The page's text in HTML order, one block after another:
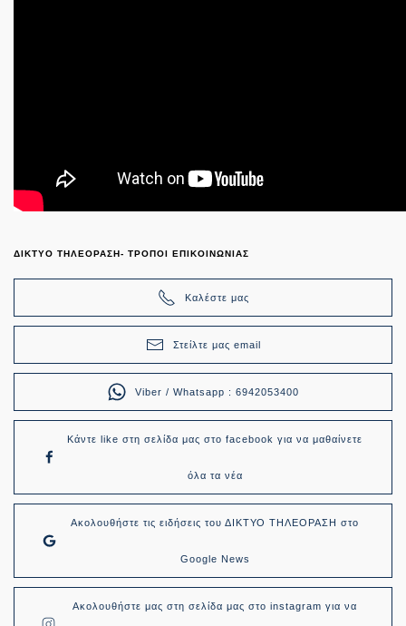
ΔΙΚΤΥΟ ΤΗΛΕΟΡΑΣΗ- ΤΡΟΠΟΙ ΕΠΙΚΟΙΝΩΝΙΑΣ
Καλέστε μας
Στείλτε μας email
Viber / Whatsapp : 6942053400
Κάντε like στη σελίδα μας στο facebook για να μαθαίνετε
όλα τα νέα
Ακολουθήστε τις ειδήσεις του ΔΙΚΤΥΟ ΤΗΛΕΟΡΑΣΗ στο
Google News
Ακολουθήστε μας στη σελίδα μας στο instagram για να